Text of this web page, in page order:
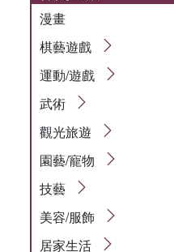
漫畫
棋藝遊戲
運動/遊戲
武術
觀光旅遊
園藝/寵物
技藝
美容/服飾
居家生活